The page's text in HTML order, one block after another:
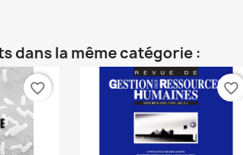
dans la même catégorie :
favorite_border favorite_border